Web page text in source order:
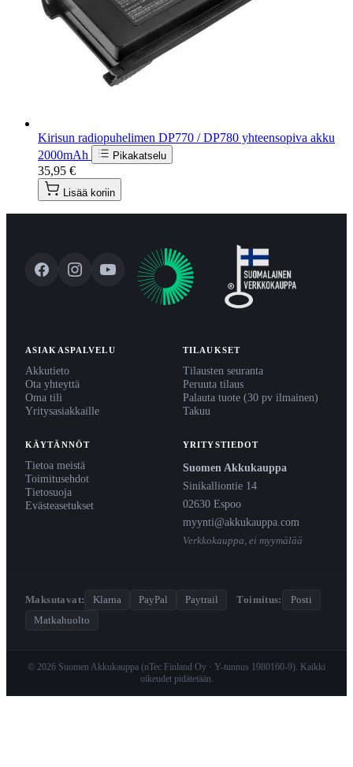
Kirisun radiopuhelimen DP770 / DP780 yhteensopiva akku
2000mAh
Pikakatselu
35,95 €
Lisää koriin
ASIAKASPALVELU
Akkutieto
Ota yhteyttä
Oma tili
Yritysasiakkaille
TILAUKSET
Tilausten seuranta
Peruuta tilaus
Palauta tuote (30 pv ilmainen)
Takuu
KÄYTÄNNÖT
Tietoa meistä
Toimitusehdot
Tietosuoja
Evästeasetukset
YRITYSTIEDOT
Suomen Akkukauppa
Sinikalliontie 14
02630 Espoo
myynti@akkukauppa.com
Verkkokauppa, ei myymälää
Maksutavat: Klarna PayPal Paytrail · Toimitus:
Posti
Matkahuolto
© 2026 Suomen Akkukauppa (nTec Finland Oy · Y-tunnus 1980160-9). Kaikki
oikeudet pidätetään.